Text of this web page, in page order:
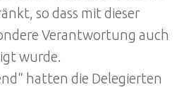
so dass mit dieser
Verantwortung auch
wurde.
hatten die Delegierten